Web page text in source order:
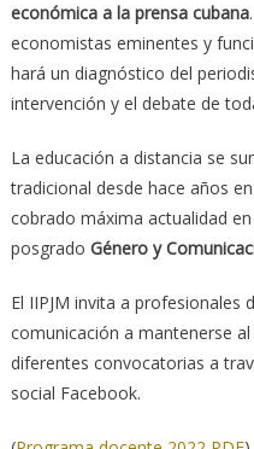
económica a la prensa cubana
economistas eminentes y
hará un diagnóstico del
intervención y el debate de
La educación a distancia se
tradicional desde hace años
cobrado máxima actualidad
posgrado Género y
El IIPJM invita a profesionales
comunicación a mantenerse
diferentes convocatorias a
social Facebook.